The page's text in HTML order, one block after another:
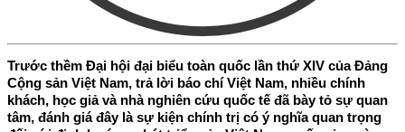
Trước thềm Đại hội đại biểu toàn quốc lần thứ XIV của Đảng
Cộng sản Việt Nam, trả lời báo chí Việt Nam, nhiều chính
khách, học giả và nhà nghiên cứu quốc tế đã bày tỏ sự quan
tâm, đánh giá đây là sự kiện chính trị có ý nghĩa quan trọng